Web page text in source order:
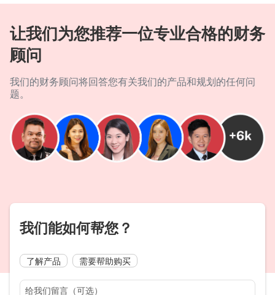
让我们为您推荐一位专业合格的财务
顾问
我们的财务顾问将回答您有关我们的产品和规划的任何问
题。
我们能如何帮您？
了解产品 需要帮助购买
给我们留言（可选）